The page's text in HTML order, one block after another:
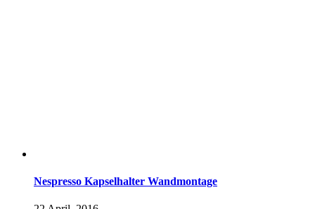
Nespresso Kapselhalter Wandmontage